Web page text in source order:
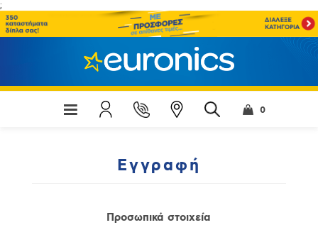
;
0
Εγγραφή
Προσωπικά στοιχεία